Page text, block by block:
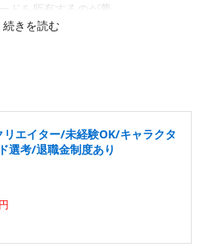
ドを所有するのが夢。
きを読む
エイター/未経験OK/キャラクタ
選考/退職金制度あり